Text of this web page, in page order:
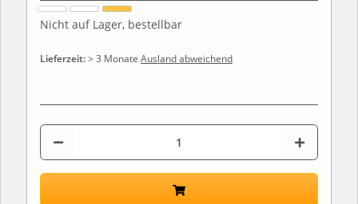
Nicht auf Lager, bestellbar
Lieferzeit:> 3 Monate Ausland abweichend